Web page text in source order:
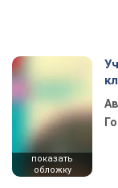
показать
обложку